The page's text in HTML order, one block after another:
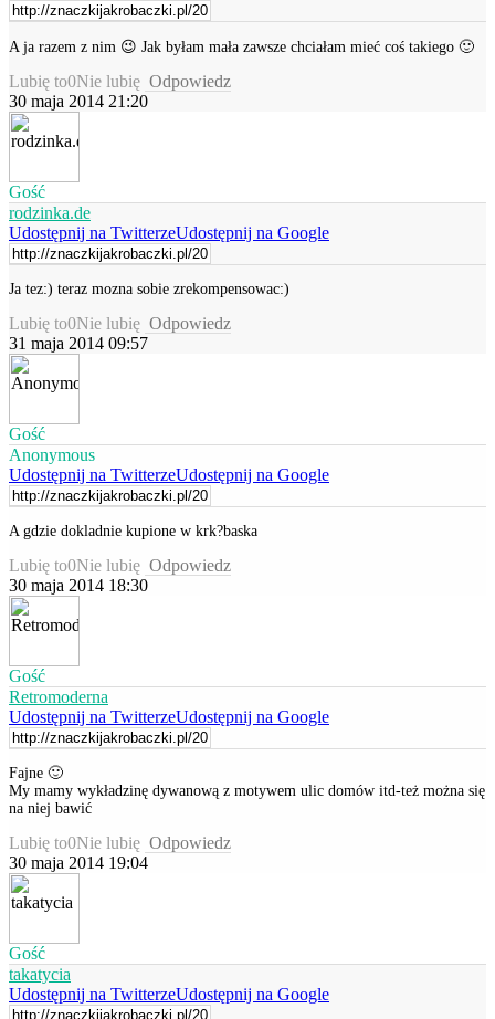
A ja razem z nim 😉 Jak byłam mała zawsze chciałam mieć coś takiego 🙂
Lubię to0Nie lubię Odpowiedz
30 maja 2014 21:20
Gość
rodzinka.de
Udostępnij na TwitterzeUdostępnij na Google
Ja tez:) teraz mozna sobie zrekompensowac:)
Lubię to0Nie lubię Odpowiedz
31 maja 2014 09:57
Gość
Anonymous
Udostępnij na TwitterzeUdostępnij na Google
A gdzie dokladnie kupione w krk?baska
Lubię to0Nie lubię Odpowiedz
30 maja 2014 18:30
Gość
Retromoderna
Udostępnij na TwitterzeUdostępnij na Google
Fajne 🙂
My mamy wykładzinę dywanową z motywem ulic domów itd-też można się
na niej bawić
Lubię to0Nie lubię Odpowiedz
30 maja 2014 19:04
Gość
takatycia
Udostępnij na TwitterzeUdostępnij na Google